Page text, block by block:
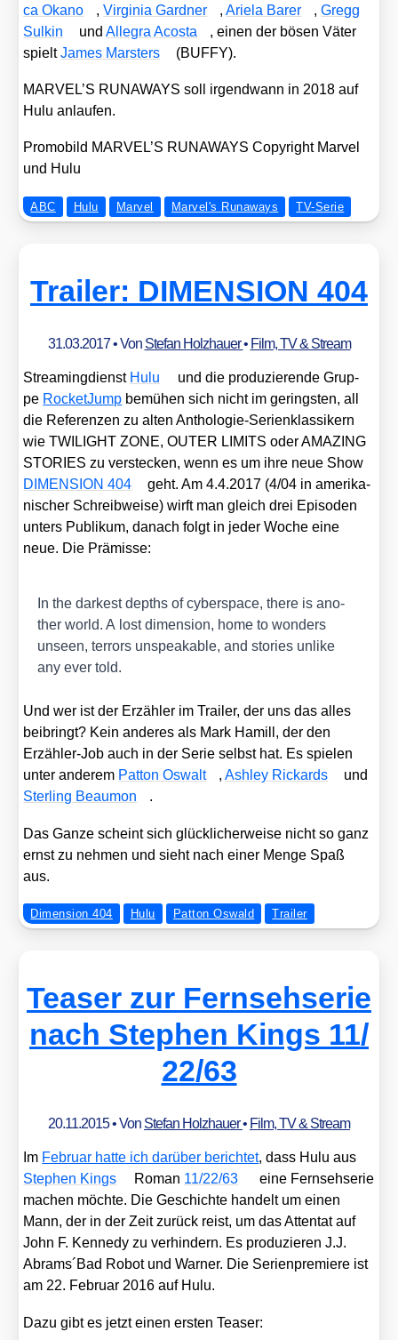
ca Oka­no ,Vir­gi­nia Gard­ner ,Arie­la Barer ,Gregg
Sul­kin
undAlle­gra Acos­ta
, einen der bösen Väter
spieltJames Marst­ers (BUFFY).
MARVEL’S RUNAWAYS soll irgend­wann in 2018 auf
Hulu anlau­fen.
Pro­mo­bild MARVEL’S RUNAWAYS Copy­right Mar­vel
und Hulu
ABC Hulu Marvel Marvel's Runaways TV-Serie
Trailer: DIMENSION 404
31.03.2017• Von Stefan Holzhauer• Film, TV & Stream
Strea­ming­dienst Hulu
und die pro­du­zie­ren­de Grup­
pe Rocket­Jump bemü­hen sich nicht im gerings­ten, all
die Refe­ren­zen zu alten Antho­lo­gie-Seri­en­klas­si­kern
wie TWILIGHT ZONE, OUTER LIMITS oder AMAZING
STORIES zu ver­ste­cken, wenn es um ihre neue Show
DIMENSION 404
geht. Am 4.4.2017 (4/​04 in ame­ri­ka­
ni­scher Schreib­wei­se) wirft man gleich drei Epi­so­den
unters Publi­kum, danach folgt in jeder Woche eine
neue. Die Prä­mis­se:
In the dar­kest depths of cyber­space, the­re is ano­
ther world. A lost dimen­si­on, home to won­ders
unseen, ter­rors unspeaka­ble, and sto­ries unli­ke
any ever told.
Und wer ist der Erzäh­ler im Trai­ler, der uns das alles
bei­bringt? Kein ande­res als Mark Hamill, der den
Erzäh­ler-Job auch in der Serie selbst hat. Es spie­len
unter ande­rem Pat­ton Oswalt ,Ash­ley Rickards
und
Ster­ling Beau­mon
.
Das Gan­ze scheint sich glück­li­cher­wei­se nicht so ganz
ernst zu neh­men und sieht nach einer Men­ge Spaß
aus.
Dimension 404 Hulu Patton Oswald Trailer
Teaser zur Fernsehserie
nach Stephen Kings 11/​
22/​63
20.11.2015• Von Stefan Holzhauer• Film, TV & Stream
Im Febru­ar hat­te ich dar­über berich­tet, dass Hulu aus
Ste­phen Kings
Roman 11/​22/​63
eine Fern­seh­se­rie
machen möch­te. Die Geschich­te han­delt um einen
Mann, der in der Zeit zurück reist, um das Atten­tat auf
John F. Ken­ne­dy zu ver­hin­dern. Es pro­du­zie­ren J.J.
Abrams´Bad Robot und War­ner. Die Seri­en­pre­mie­re ist
am 22. Febru­ar 2016 auf Hulu.
Dazu gibt es jetzt einen ers­ten Teaser: